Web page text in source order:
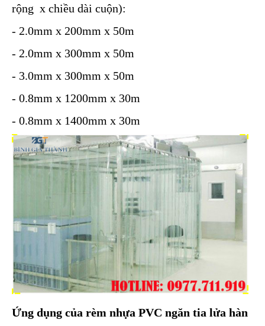
rộng x chiều dài cuộn):
- 2.0mm x 200mm x 50m
- 2.0mm x 300mm x 50m
- 3.0mm x 300mm x 50m
- 0.8mm x 1200mm x 30m
- 0.8mm x 1400mm x 30m
Ứng dụng của rèm nhựa PVC ngăn tia lửa hàn